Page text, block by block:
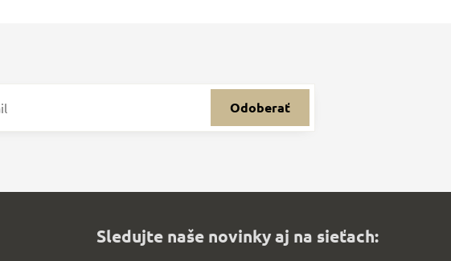
Odoberať
Sledujte naše novinky aj na sieťach: